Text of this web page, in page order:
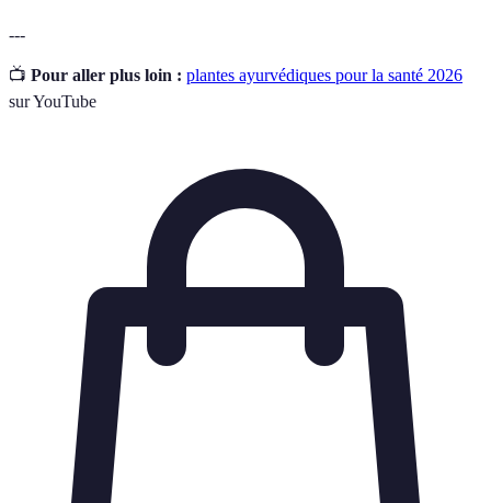
---
📺 Pour aller plus loin : plantes ayurvédiques pour la santé 2026
sur YouTube